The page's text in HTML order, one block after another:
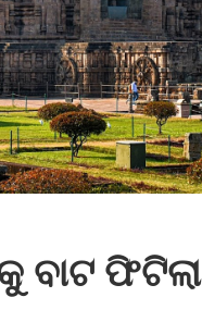
ବାଟ ଫିଟିଲା